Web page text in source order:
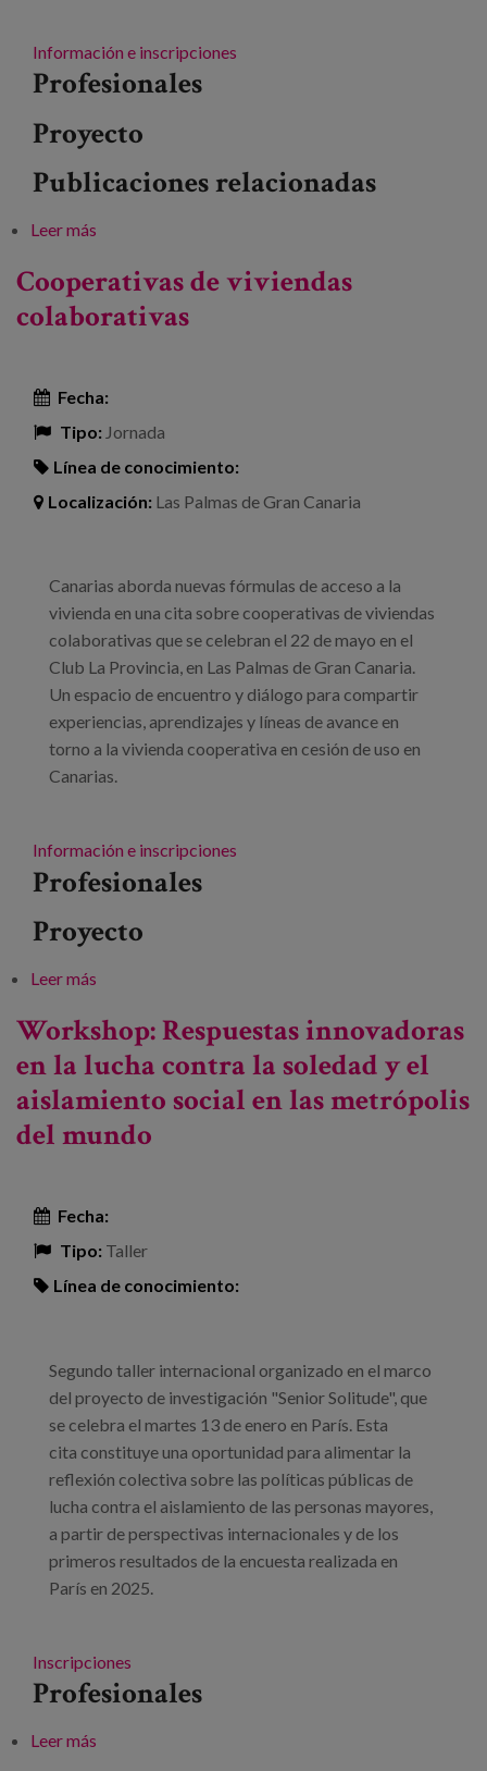
Información e inscripciones
Profesionales
Proyecto
Publicaciones relacionadas
Leer más
la discriminación a personas mayores’
Cooperativas de viviendas
colaborativas
Fecha:
Tipo: Jornada
Línea de conocimiento:
Localización: Las Palmas de Gran Canaria
Canarias aborda nuevas fórmulas de acceso a la
vivienda en una cita sobre cooperativas de viviendas
colaborativas que se celebran el 22 de mayo en el
Club La Provincia, en Las Palmas de Gran Canaria.
Un espacio de encuentro y diálogo para compartir
experiencias, aprendizajes y líneas de avance en
torno a la vivienda cooperativa en cesión de uso en
Canarias.
Información e inscripciones
Profesionales
Proyecto
Leer más
Workshop: Respuestas innovadoras
en la lucha contra la soledad y el
aislamiento social en las metrópolis
del mundo
Fecha:
Tipo: Taller
Línea de conocimiento:
Segundo taller internacional organizado en el marco
del proyecto de investigación "Senior Solitude", que
se celebra el martes 13 de enero en París. Esta
cita constituye una oportunidad para alimentar la
reflexión colectiva sobre las políticas públicas de
lucha contra el aislamiento de las personas mayores,
a partir de perspectivas internacionales y de los
primeros resultados de la encuesta realizada en
París en 2025.
Inscripciones
Profesionales
Leer más